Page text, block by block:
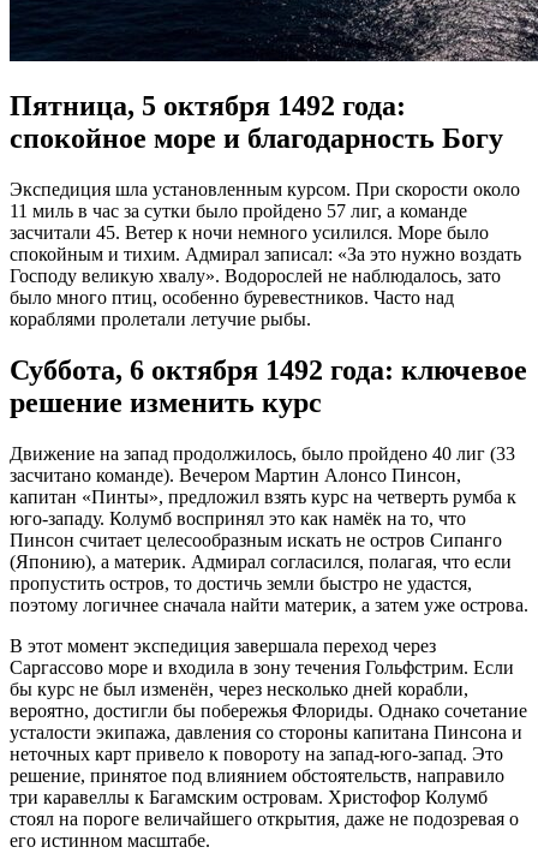
Пятница, 5 октября 1492 года:
спокойное море и благодарность Богу
Экспедиция шла установленным курсом. При скорости около
11 миль в час за сутки было пройдено 57 лиг, а команде
засчитали 45. Ветер к ночи немного усилился. Море было
спокойным и тихим. Адмирал записал: «За это нужно воздать
Господу великую хвалу». Водорослей не наблюдалось, зато
было много птиц, особенно буревестников. Часто над
кораблями пролетали летучие рыбы.
Суббота, 6 октября 1492 года: ключевое
решение изменить курс
Движение на запад продолжилось, было пройдено 40 лиг (33
засчитано команде). Вечером Мартин Алонсо Пинсон,
капитан «Пинты», предложил взять курс на четверть румба к
юго-западу. Колумб воспринял это как намёк на то, что
Пинсон считает целесообразным искать не остров Сипанго
(Японию), а материк. Адмирал согласился, полагая, что если
пропустить остров, то достичь земли быстро не удастся,
поэтому логичнее сначала найти материк, а затем уже острова.
В этот момент экспедиция завершала переход через
Саргассово море и входила в зону течения Гольфстрим. Если
бы курс не был изменён, через несколько дней корабли,
вероятно, достигли бы побережья Флориды. Однако сочетание
усталости экипажа, давления со стороны капитана Пинсона и
неточных карт привело к повороту на запад-юго-запад. Это
решение, принятое под влиянием обстоятельств, направило
три каравеллы к Багамским островам. Христофор Колумб
стоял на пороге величайшего открытия, даже не подозревая о
его истинном масштабе.